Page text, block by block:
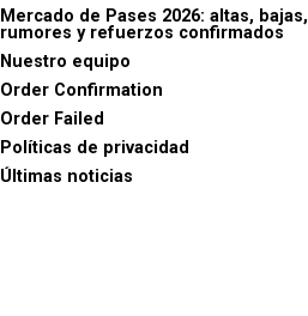
Mercado de Pases 2026: altas, bajas,
rumores y refuerzos confirmados
Nuestro equipo
Order Confirmation
Order Failed
Políticas de privacidad
Últimas noticias